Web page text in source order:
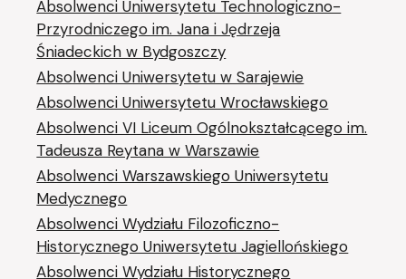
Absolwenci Uniwersytetu Technologiczno-
Przyrodniczego im. Jana i Jędrzeja
Śniadeckich w Bydgoszczy
Absolwenci Uniwersytetu w Sarajewie
Absolwenci Uniwersytetu Wrocławskiego
Absolwenci VI Liceum Ogólnokształcącego im.
Tadeusza Reytana w Warszawie
Absolwenci Warszawskiego Uniwersytetu
Medycznego
Absolwenci Wydziału Filozoficzno-
Historycznego Uniwersytetu Jagiellońskiego
Absolwenci Wydziału Historycznego